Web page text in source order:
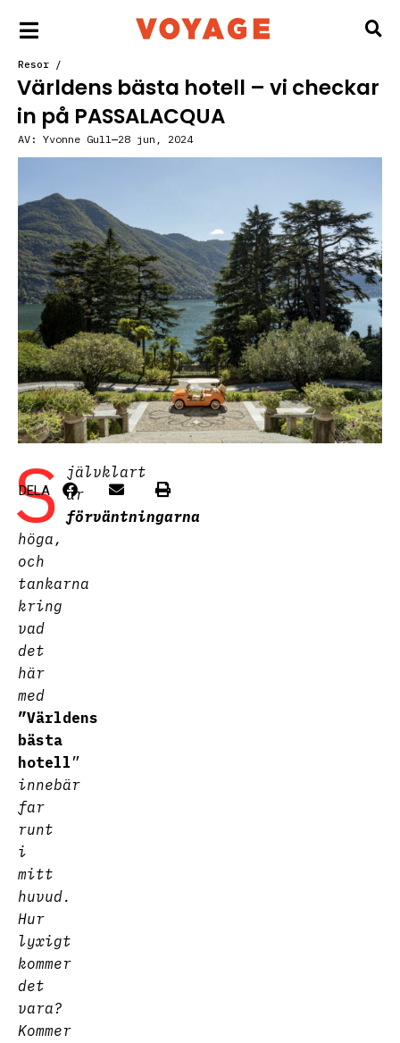
Resor /
Världens bästa hotell – vi checkar
in på PASSALACQUA
AV: Yvonne Gull 28 jun, 2024
S
jälvklart
är
förväntningarna
höga,
och
tankarna
kring
vad
det
här
med
”Världens
bästa
hotell”
innebär
far
runt
i
mitt
huvud.
Hur
lyxigt
kommer
det
vara?
Kommer
DELA